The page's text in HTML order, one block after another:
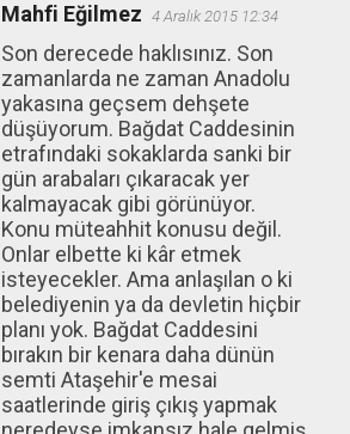
Mahfi Eğilmez 4 Aralık 2015 12:34
Son derecede haklısınız. Son
zamanlarda ne zaman Anadolu
yakasına geçsem dehşete
düşüyorum. Bağdat Caddesinin
etrafındaki sokaklarda sanki bir
gün arabaları çıkaracak yer
kalmayacak gibi görünüyor.
Konu müteahhit konusu değil.
Onlar elbette ki kâr etmek
isteyecekler. Ama anlaşılan o ki
belediyenin ya da devletin hiçbir
planı yok. Bağdat Caddesini
bırakın bir kenara daha dünün
semti Ataşehir'e mesai
saatlerinde giriş çıkış yapmak